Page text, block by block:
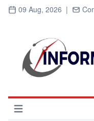
09 Aug, 2026 |
Abrir menú
Regional
SENAPRED
Preventiva por